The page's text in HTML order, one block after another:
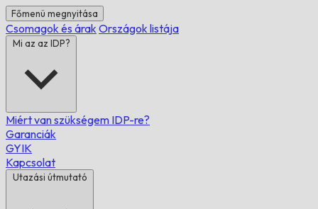
Főmenü megnyitása
Csomagok és árak Országok listája
Mi az az IDP?
Miért van szükségem IDP-re?
Garanciák
GYIK
Kapcsolat
Utazási útmutató